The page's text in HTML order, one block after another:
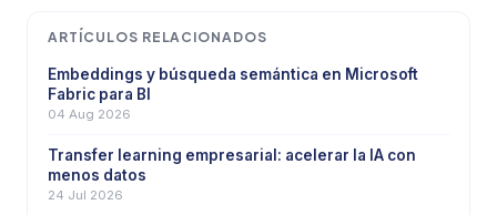
ARTÍCULOS RELACIONADOS
Embeddings y búsqueda semántica en Microsoft
Fabric para BI
04 Aug 2026
Transfer learning empresarial: acelerar la IA con
menos datos
24 Jul 2026